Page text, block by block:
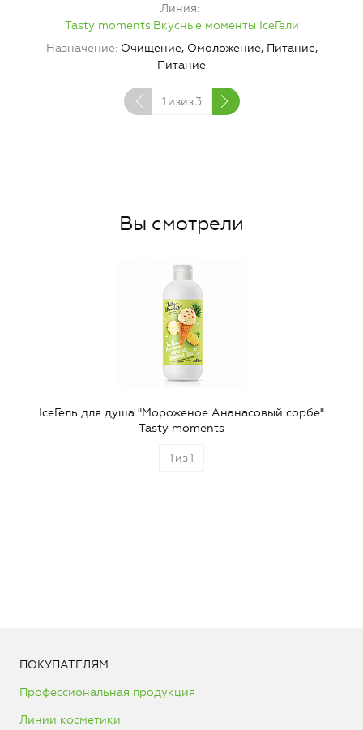
Линия
Tasty moments.Вкусные моменты IceГели
Назначение Очищение, Омоложение, Питание,
Питание
1 изиз3
Вы смотрели
IceГель для душа "Мороженое Ананасовый сорбе"
Tasty moments
1 из1
ПОКУПАТЕЛЯМ
Профессиональная продукция
Линии косметики